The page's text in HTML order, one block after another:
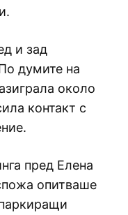
и зад
думите на
около
контакт с
пред Елена
опитваше